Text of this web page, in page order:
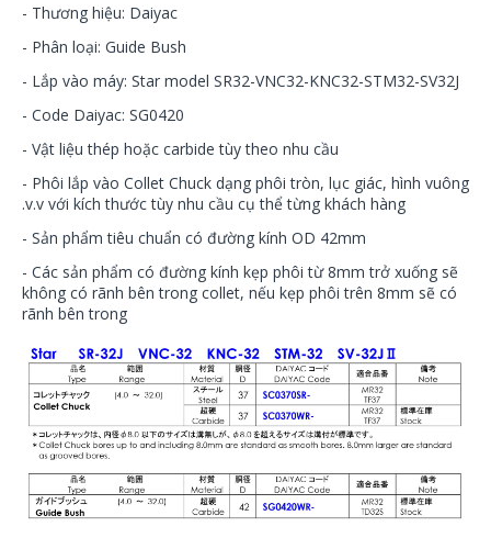
- Thương hiệu: Daiyac
- Phân loại: Guide Bush
- Lắp vào máy: Star model SR32-VNC32-KNC32-STM32-SV32J
- Code Daiyac: SG0420
- Vật liệu thép hoặc carbide tùy theo nhu cầu
- Phôi lắp vào Collet Chuck dạng phôi tròn, lục giác, hình vuông
.v.v với kích thước tùy nhu cầu cụ thể từng khách hàng
- Sản phẩm tiêu chuẩn có đường kính OD 42mm
- Các sản phẩm có đường kính kẹp phôi từ 8mm trở xuống sẽ
không có rãnh bên trong collet, nếu kẹp phôi trên 8mm sẽ có
rãnh bên trong